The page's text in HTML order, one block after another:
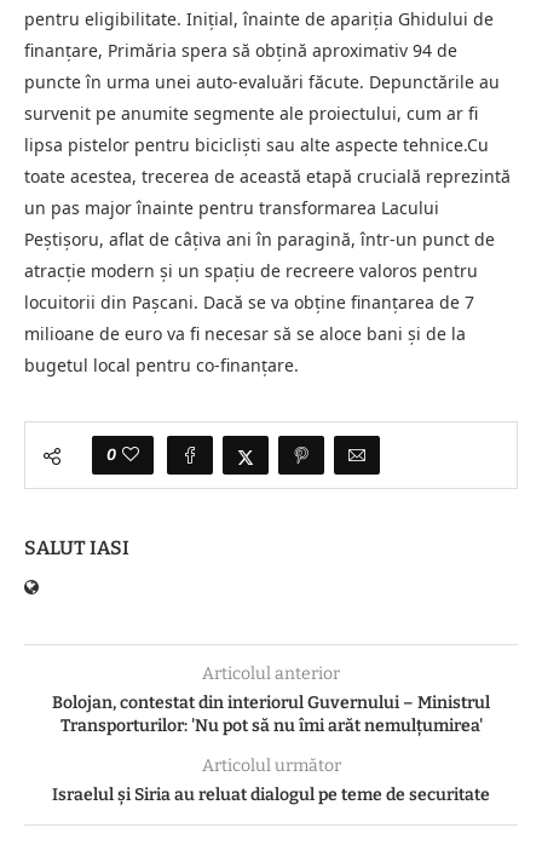
pentru eligibilitate. Inițial, înainte de apariția Ghidului de
finanțare, Primăria spera să obțină aproximativ 94 de
puncte în urma unei auto-evaluări făcute. Depunctările au
survenit pe anumite segmente ale proiectului, cum ar fi
lipsa pistelor pentru bicicliști sau alte aspecte tehnice.Cu
toate acestea, trecerea de această etapă crucială reprezintă
un pas major înainte pentru transformarea Lacului
Peștișoru, aflat de câțiva ani în paragină, într-un punct de
atracție modern și un spațiu de recreere valoros pentru
locuitorii din Pașcani. Dacă se va obține finanțarea de 7
milioane de euro va fi necesar să se aloce bani și de la
bugetul local pentru co-finanțare.
0
SALUT IASI
Articolul anterior
Bolojan, contestat din interiorul Guvernului – Ministrul
Transporturilor: 'Nu pot să nu îmi arăt nemulțumirea'
Articolul următor
Israelul și Siria au reluat dialogul pe teme de securitate